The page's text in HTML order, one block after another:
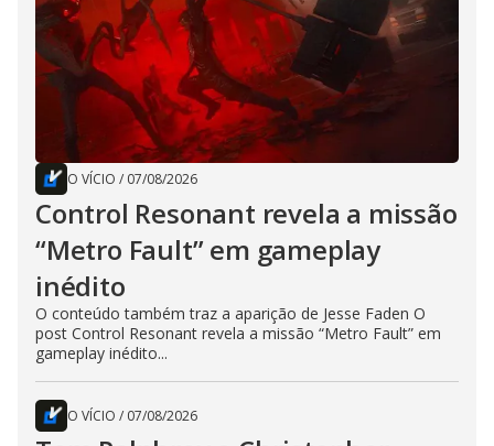
O VÍCIO / 07/08/2026
Control Resonant revela a missão
“Metro Fault” em gameplay
inédito
O conteúdo também traz a aparição de Jesse Faden O
post Control Resonant revela a missão “Metro Fault” em
gameplay inédito...
O VÍCIO / 07/08/2026